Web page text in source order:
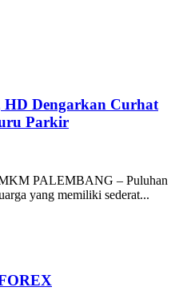
HD Dengarkan Curhat
Parkir
PALEMBANG – Puluhan
yang memiliki sederat...